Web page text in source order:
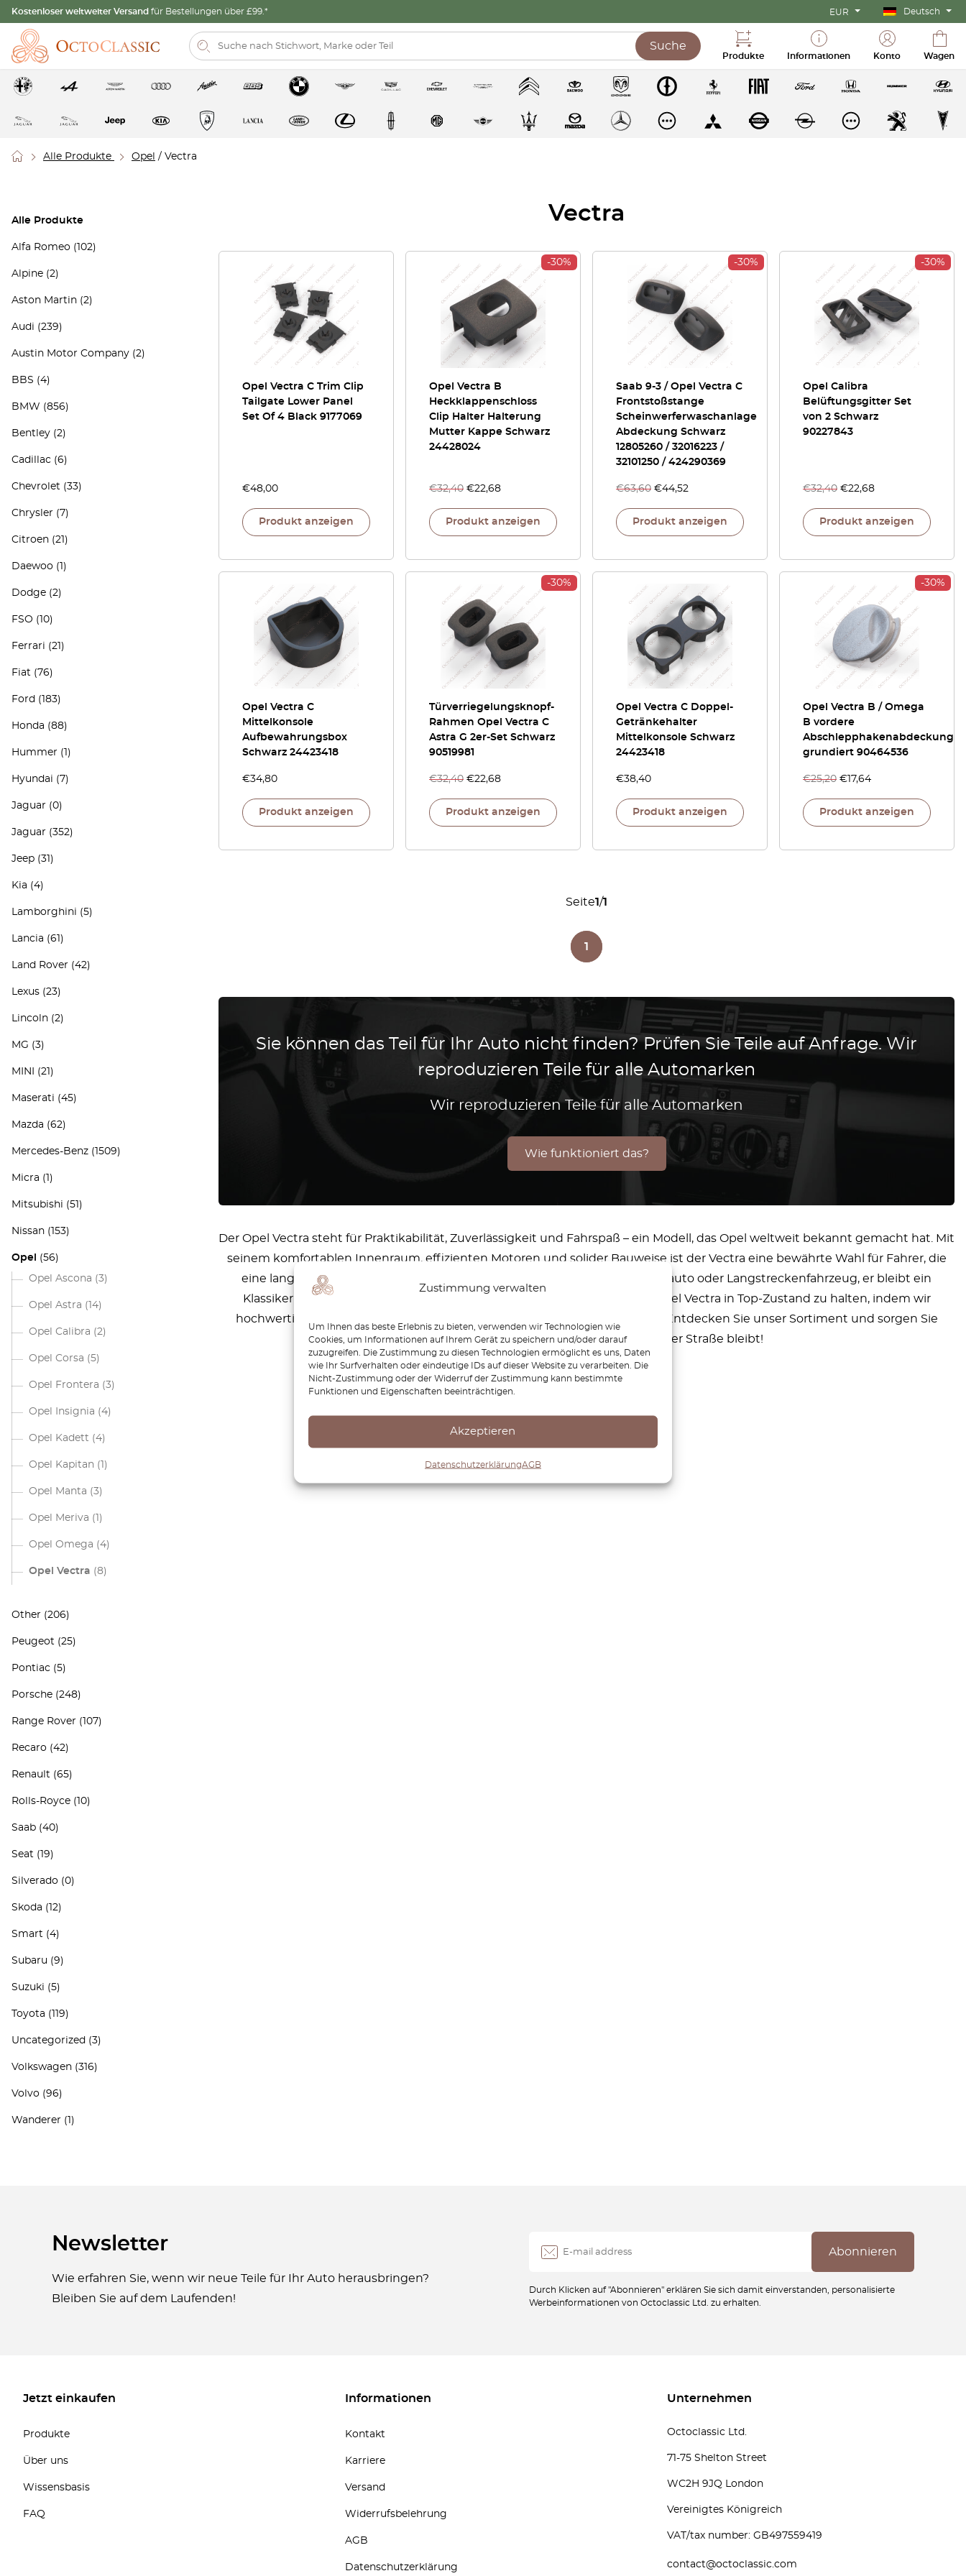
Zustimmung verwalten
Um Ihnen das beste Erlebnis zu bieten, verwenden wir Technologien wie
Cookies, um Informationen auf Ihrem Gerät zu speichern und/oder darauf
zuzugreifen. Die Zustimmung zu diesen Technologien ermöglicht es uns, Daten
wie Ihr Surfverhalten oder eindeutige IDs auf dieser Website zu verarbeiten. Die
Nicht-Zustimmung oder der Widerruf der Zustimmung kann bestimmte
Funktionen und Eigenschaften beeinträchtigen.
Akzeptieren
DatenschutzerklärungAGB
Kostenloser weltweiter Versand für Bestellungen über £99.* EUR Deutsch
Suche
Produkte Informationen Konto Wagen
Alle Produkte Opel / Vectra
Alle Produkte
Alfa Romeo (102)
Alpine (2)
Aston Martin (2)
Audi (239)
Austin Motor Company (2)
BBS (4)
BMW (856)
Bentley (2)
Cadillac (6)
Chevrolet (33)
Chrysler (7)
Citroen (21)
Daewoo (1)
Dodge (2)
FSO (10)
Ferrari (21)
Fiat (76)
Ford (183)
Honda (88)
Hummer (1)
Hyundai (7)
Jaguar (0)
Jaguar (352)
Jeep (31)
Kia (4)
Lamborghini (5)
Lancia (61)
Land Rover (42)
Lexus (23)
Lincoln (2)
MG (3)
MINI (21)
Maserati (45)
Mazda (62)
Mercedes-Benz (1509)
Micra (1)
Mitsubishi (51)
Nissan (153)
Opel (56)
Opel Ascona (3)
Opel Astra (14)
Opel Calibra (2)
Opel Corsa (5)
Opel Frontera (3)
Opel Insignia (4)
Opel Kadett (4)
Opel Kapitan (1)
Opel Manta (3)
Opel Meriva (1)
Opel Omega (4)
Opel Vectra (8)
Other (206)
Peugeot (25)
Pontiac (5)
Porsche (248)
Range Rover (107)
Recaro (42)
Renault (65)
Rolls-Royce (10)
Saab (40)
Seat (19)
Silverado (0)
Skoda (12)
Smart (4)
Subaru (9)
Suzuki (5)
Toyota (119)
Uncategorized (3)
Volkswagen (316)
Volvo (96)
Wanderer (1)
Vectra
Opel Vectra C Trim Clip
Tailgate Lower Panel
Set Of 4 Black 9177069
€48,00
Produkt anzeigen
-30%
Opel Vectra B
Heckklappenschloss
Clip Halter Halterung
Mutter Kappe Schwarz
24428024
€32,40 €22,68
Produkt anzeigen
-30%
Saab 9-3 / Opel Vectra C
Frontstoßstange
Scheinwerferwaschanlage
Abdeckung Schwarz
12805260 / 32016223 /
32101250 / 424290369
€63,60 €44,52
Produkt anzeigen
-30%
Opel Calibra
Belüftungsgitter Set
von 2 Schwarz
90227843
€32,40 €22,68
Produkt anzeigen
Opel Vectra C
Mittelkonsole
Aufbewahrungsbox
Schwarz 24423418
€34,80
Produkt anzeigen
-30%
Türverriegelungsknopf-
Rahmen Opel Vectra C
Astra G 2er-Set Schwarz
90519981
€32,40 €22,68
Produkt anzeigen
Opel Vectra C Doppel-
Getränkehalter
Mittelkonsole Schwarz
24423418
€38,40
Produkt anzeigen
-30%
Opel Vectra B / Omega
B vordere
Abschlepphakenabdeckung
grundiert 90464536
€25,20 € 17,64
Produkt anzeigen
Seite1/1
1
Sie können das Teil für Ihr Auto nicht finden? Prüfen Sie Teile auf Anfrage. Wir
reproduzieren Teile für alle Automarken
Wir reproduzieren Teile für alle Automarken
Wie funktioniert das?
Der Opel Vectra steht für Praktikabilität, Zuverlässigkeit und Fahrspaß – ein Modell, das Opel weltweit bekannt gemacht hat. Mit
seinem komfortablen Innenraum, effizienten Motoren und solider Bauweise ist der Vectra eine bewährte Wahl für Fahrer, die
eine langlebige und zuverlässige Limousine schätzen. Egal ob als Familienauto oder Langstreckenfahrzeug, er bleibt ein
Klassiker mit zeitlosem Charme. Bei OctoClassic helfen wir Ihnen, Ihren Opel Vectra in Top-Zustand zu halten, indem wir
hochwertige Ersatzteile anbieten, die Leistung und Originalität bewahren. Entdecken Sie unser Sortiment und sorgen Sie
dafür, dass Ihr Vectra viele weitere Jahre auf der Straße bleibt!
Newsletter
Wie erfahren Sie, wenn wir neue Teile für Ihr Auto herausbringen?
Bleiben Sie auf dem Laufenden!
Durch Klicken auf "Abonnieren" erklären Sie sich damit einverstanden, personalisierte
Werbeinformationen von Octoclassic Ltd. zu erhalten.
Jetzt einkaufen
Produkte
Über uns
Wissensbasis
FAQ
Informationen
Kontakt
Karriere
Versand
Widerrufsbelehrung
AGB
Datenschutzerklärung
Unternehmen
Octoclassic Ltd.
71-75 Shelton Street
WC2H 9JQ London
Vereinigtes Königreich
VAT/tax number: GB497559419
contact@octoclassic.com